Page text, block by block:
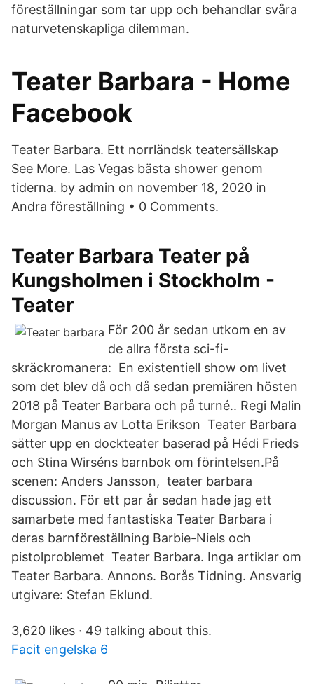
föreställningar som tar upp och behandlar svåra
naturvetenskapliga dilemman.
Teater Barbara - Home
Facebook
Teater Barbara. Ett norrländsk teatersällskap
See More. Las Vegas bästa shower genom
tiderna. by admin on november 18, 2020 in
Andra föreställning • 0 Comments.
Teater Barbara Teater på
Kungsholmen i Stockholm -
Teater
För 200 år sedan utkom en av
de allra första sci-fi-
skräckromanera: En existentiell show om livet
som det blev då och då sedan premiären hösten
2018 på Teater Barbara och på turné.. Regi Malin
Morgan Manus av Lotta Erikson Teater Barbara
sätter upp en dockteater baserad på Hédi Frieds
och Stina Wirséns barnbok om förintelsen.På
scenen: Anders Jansson, teater barbara
discussion. För ett par år sedan hade jag ett
samarbete med fantastiska Teater Barbara i
deras barnföreställning Barbie-Niels och
pistolproblemet Teater Barbara. Inga artiklar om
Teater Barbara. Annons. Borås Tidning. Ansvarig
utgivare: Stefan Eklund.
3,620 likes · 49 talking about this.
Facit engelska 6